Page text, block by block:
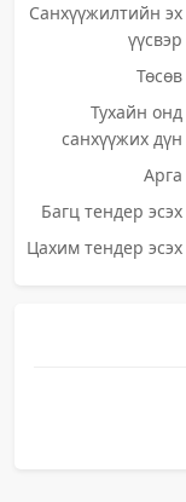
Санхүүжилтийн эх
үүсвэр
Төсөв
Тухайн онд
санхүүжих дүн
Арга
Багц тендер эсэх
Цахим тендер эсэх